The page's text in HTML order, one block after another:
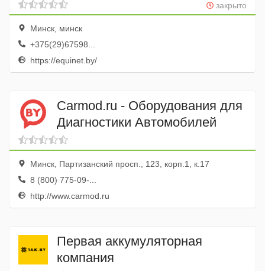
закрыто
Минск, минск
+375(29)67598...
https://equinet.by/
Carmod.ru - Оборудования для
Диагностики Автомобилей
Минск, Партизанский просп., 123, корп.1, к.17
8 (800) 775-09-...
http://www.carmod.ru
Первая аккумуляторная
компания